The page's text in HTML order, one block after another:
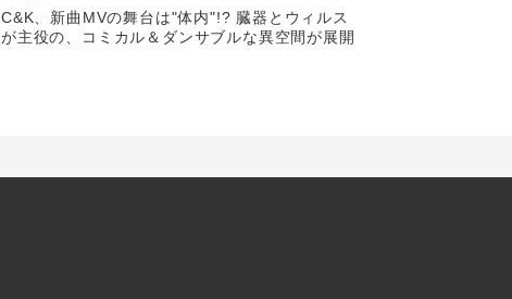
C&K、新曲MVの舞台は"体内"!? 臓器とウィルス
が主役の、コミカル＆ダンサブルな異空間が展開